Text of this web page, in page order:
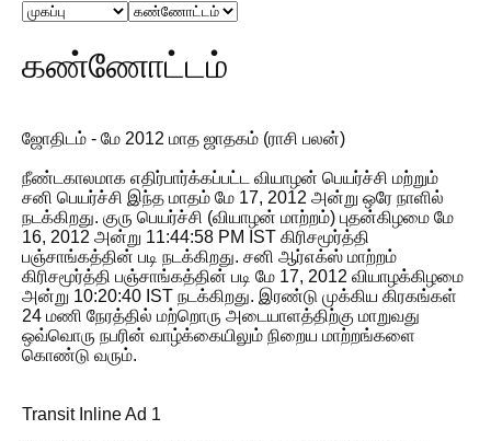
கண்ணோட்டம்
ஜோதிடம் - மே 2012 மாத ஜாதகம் (ராசி பலன்)
நீண்டகாலமாக எதிர்பார்க்கப்பட்ட வியாழன் பெயர்ச்சி மற்றும்
சனி பெயர்ச்சி இந்த மாதம் மே 17, 2012 அன்று ஒரே நாளில்
நடக்கிறது. குரு பெயர்ச்சி (வியாழன் மாற்றம்) புதன்கிழமை மே
16, 2012 அன்று 11:44:58 PM IST கிரிசமூர்த்தி
பஞ்சாங்கத்தின் படி நடக்கிறது. சனி ஆர்எக்ஸ் மாற்றம்
கிரிசமூர்த்தி பஞ்சாங்கத்தின் படி மே 17, 2012 வியாழக்கிழமை
அன்று 10:20:40 IST நடக்கிறது. இரண்டு முக்கிய கிரகங்கள்
24 மணி நேரத்தில் மற்றொரு அடையாளத்திற்கு மாறுவது
ஒவ்வொரு நபரின் வாழ்க்கையிலும் நிறைய மாற்றங்களை
கொண்டு வரும்.
Transit Inline Ad 1